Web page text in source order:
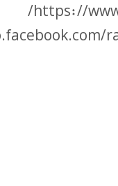
https://